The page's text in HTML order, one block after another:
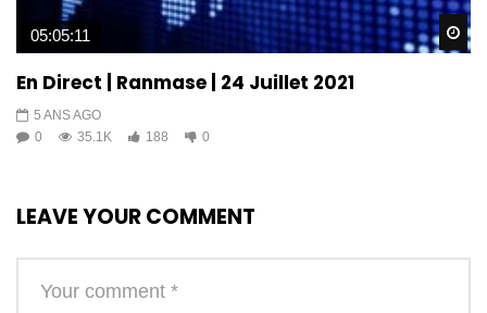
05:05:11
En Direct | Ranmase | 24 Juillet 2021
5 ANS AGO
0
35.1K 188 0
LEAVE YOUR COMMENT